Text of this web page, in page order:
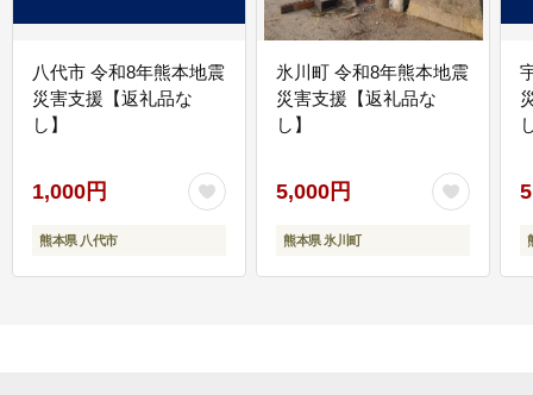
八代市 令和8年熊本地震
災害支援【返礼品な
し】
1,000円
熊本県 八代市
氷川町 令和8年熊本地震
災害支援【返礼品な
し】
5,000円
熊本県 氷川町